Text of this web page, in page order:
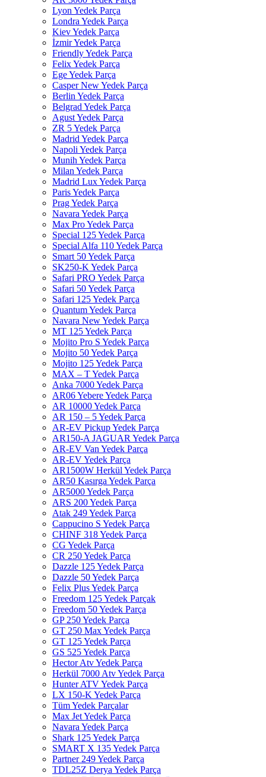
Lyon Yedek Parça
Londra Yedek Parça
Kiev Yedek Parça
İzmir Yedek Parça
Friendly Yedek Parça
Felix Yedek Parça
Ege Yedek Parça
Casper New Yedek Parça
Berlin Yedek Parça
Belgrad Yedek Parça
Agust Yedek Parça
ZR 5 Yedek Parça
Madrid Yedek Parça
Napoli Yedek Parça
Munih Yedek Parça
Milan Yedek Parça
Madrid Lux Yedek Parça
Paris Yedek Parça
Prag Yedek Parça
Navara Yedek Parça
Max Pro Yedek Parça
Special 125 Yedek Parça
Special Alfa 110 Yedek Parça
Smart 50 Yedek Parça
SK250-K Yedek Parça
Safari PRO Yedek Parça
Safari 50 Yedek Parça
Safari 125 Yedek Parça
Quantum Yedek Parça
Navara New Yedek Parça
MT 125 Yedek Parça
Mojito Pro S Yedek Parça
Mojito 50 Yedek Parça
Mojito 125 Yedek Parça
MAX – T Yedek Parça
Anka 7000 Yedek Parça
AR06 Yebere Yedek Parça
AR 10000 Yedek Parça
AR 150 – 5 Yedek Parça
AR-EV Pickup Yedek Parça
AR150-A JAGUAR Yedek Parça
AR-EV Van Yedek Parça
AR-EV Yedek Parça
AR1500W Herkül Yedek Parça
AR50 Kasırga Yedek Parça
AR5000 Yedek Parça
ARS 200 Yedek Parça
Atak 249 Yedek Parça
Cappucino S Yedek Parça
CHINF 318 Yedek Parça
CG Yedek Parça
CR 250 Yedek Parça
Dazzle 125 Yedek Parça
Dazzle 50 Yedek Parça
Felix Plus Yedek Parça
Freedom 125 Yedek Parçak
Freedom 50 Yedek Parça
GP 250 Yedek Parça
GT 250 Max Yedek Parça
GT 125 Yedek Parça
GS 525 Yedek Parça
Hector Atv Yedek Parça
Herkül 7000 Atv Yedek Parça
Hunter ATV Yedek Parça
LX 150-K Yedek Parça
Tüm Yedek Parçalar
Max Jet Yedek Parça
Navara Yedek Parça
Shark 125 Yedek Parça
SMART X 135 Yedek Parça
Partner 249 Yedek Parça
TDL25Z Derya Yedek Parça